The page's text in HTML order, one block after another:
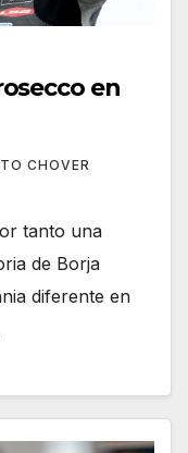
en
CHOVER
tanto una
de Borja
diferente en